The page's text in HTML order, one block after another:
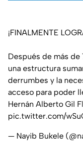
¡FINALMENTE
Después de más
una estructura
derrumbes y la
acceso para poder
Hernán Alberto Gil
pic.twitter.com/
— Nayib Bukele